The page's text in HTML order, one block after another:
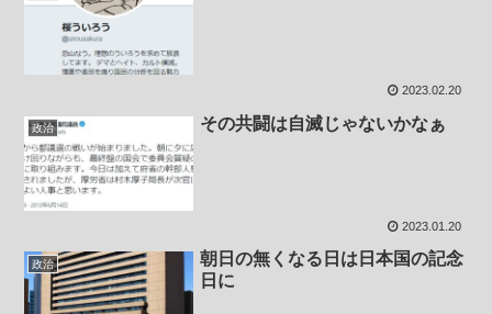
2023.02.20
政治 その共闘は自滅じゃないかなぁ
2023.01.20
政治
朝日の無くなる日は日本国の記念
日に